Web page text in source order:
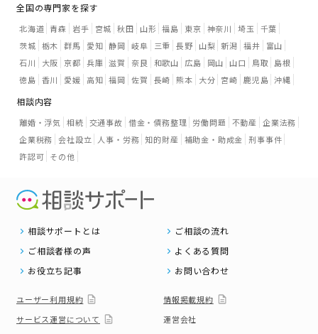
全国の専門家を探す
北海道 青森 岩手 宮城 秋田 山形 福島 東京 神奈川 埼玉
千葉
茨城 栃木 群馬 愛知 静岡 岐阜 三重 長野 山梨 新潟 福井
富山
石川
大阪 京都 兵庫 滋賀 奈良 和歌山 広島 岡山 山口 鳥取
島根
徳島 香川 愛媛 高知 福岡 佐賀 長崎 熊本 大分 宮崎 鹿児島 沖縄
相談内容
離婚・浮気 相続 交通事故 借金・債務整理 労働問題 不動産 企業法務
企業税務 会社設立 人事・労務 知的財産 補助金・助成金 刑事事件
許認可 その他
相談サポートとは
ご相談の流れ
ご相談者様の声
よくある質問
お役立ち記事
お問い合わせ
ユーザー利用規約
情報掲載規約
サービス運営について
運営会社